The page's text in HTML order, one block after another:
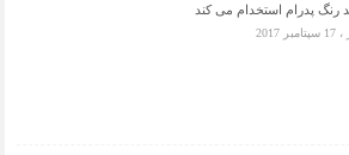
رنگ پدرام استخدام می کند
2017